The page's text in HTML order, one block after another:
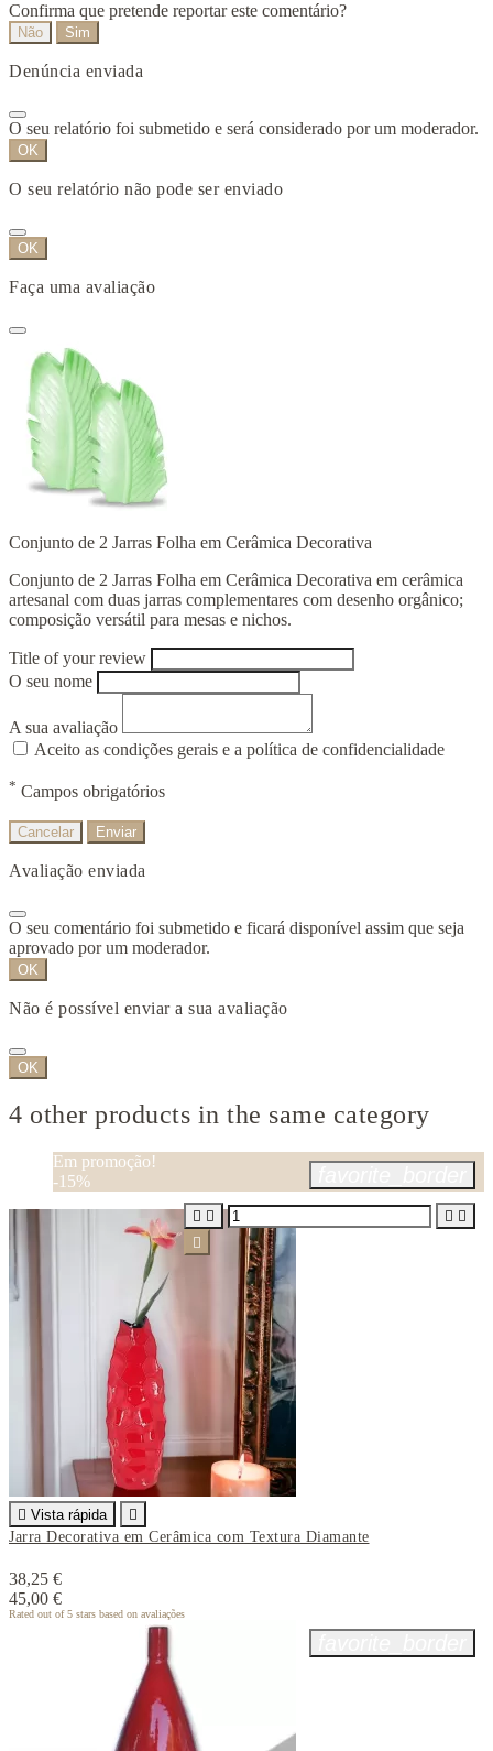
Confirma que pretende reportar este comentário?
Não Sim
Denúncia enviada
O seu relatório foi submetido e será considerado por um moderador.
OK
O seu relatório não pode ser enviado
OK
Faça uma avaliação
Conjunto de 2 Jarras Folha em Cerâmica Decorativa
Conjunto de 2 Jarras Folha em Cerâmica Decorativa em cerâmica
artesanal com duas jarras complementares com desenho orgânico;
composição versátil para mesas e nichos.
Title of your review
O seu nome
A sua avaliação
Aceito as condições gerais e a política de confidencialidade
* Campos obrigatórios
Cancelar Enviar
Avaliação enviada
O seu comentário foi submetido e ficará disponível assim que seja
aprovado por um moderador.
OK
Não é possível enviar a sua avaliação
OK
4 other products in the same category
Em promoção!
-15%
 Vista rápida

Jarra Decorativa em Cerâmica com Textura Diamante
38,25 €
45,00 €
Rated out of 5 stars based on avaliações
   
